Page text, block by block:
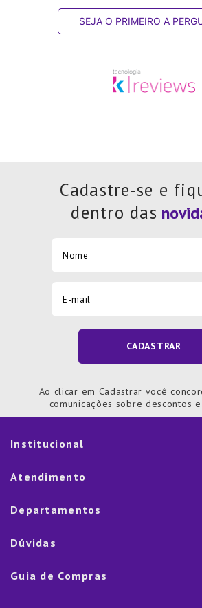
SEJA O PRIMEIRO A
Cadastre-se e
dentro das
CADASTRAR
Ao clicar em Cadastrar você
comunicações sobre descontos
Institucional
História
Nossas Lojas
Marketplace
Atendimento
Fale Conosco
Trocas e Devoluções
Departamentos
Mesa
Eletroportáteis
Dúvidas
Como Comprar
Guia de Compras